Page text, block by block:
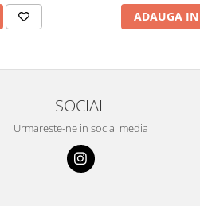
ADAUGA IN
SOCIAL
Urmareste-ne in social media